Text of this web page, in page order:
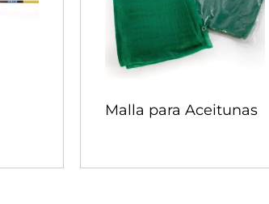
Malla para Aceitunas